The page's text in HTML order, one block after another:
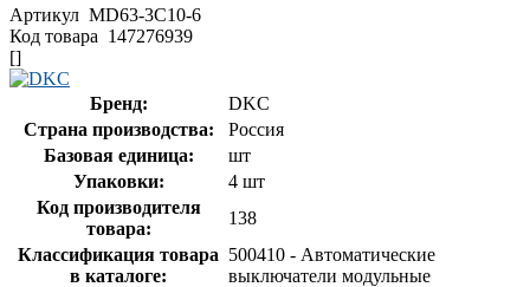
Артикул MD63-3C10-6
Код товара 147276939
[]
Бренд:
DKC
Страна производства:
Россия
Базовая единица:
шт
Упаковки:
4 шт
Код производителя
товара:
138
Классификация товара
в каталоге:
500410 - Автоматические
выключатели модульные